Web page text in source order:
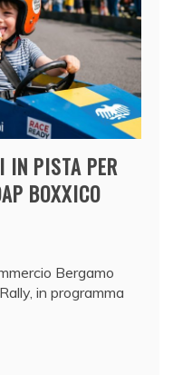
IN PISTA PER
BOXXICO
Bergamo
in programma